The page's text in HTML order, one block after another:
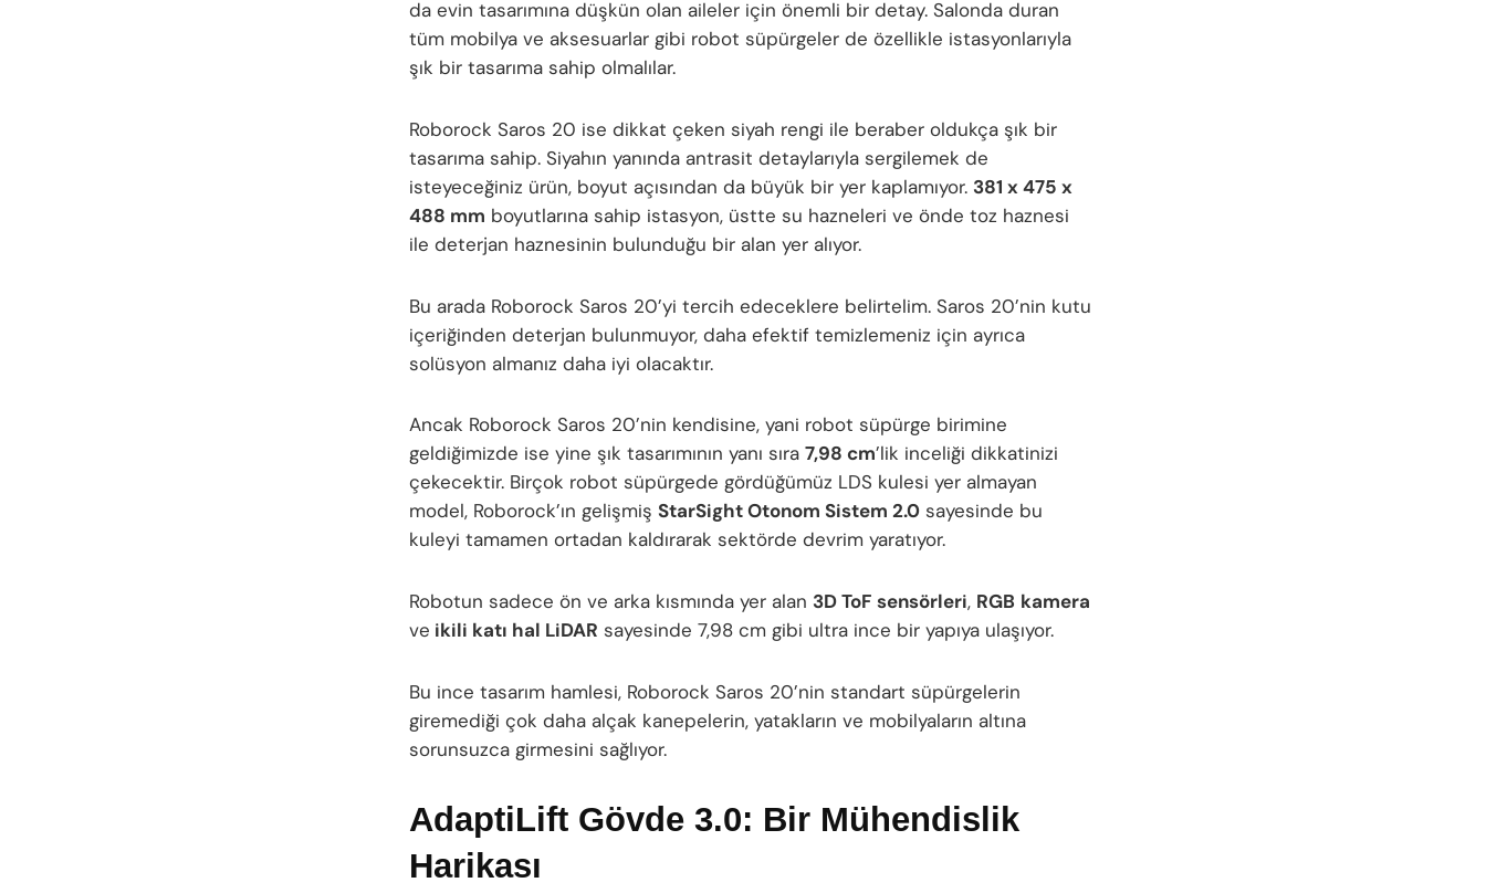
da evin tasarımına düşkün olan aileler için önemli bir detay. Salonda duran
tüm mobilya ve aksesuarlar gibi robot süpürgeler de özellikle istasyonlarıyla
şık bir tasarıma sahip olmalılar.
Roborock Saros 20 ise dikkat çeken siyah rengi ile beraber oldukça şık bir
tasarıma sahip. Siyahın yanında antrasit detaylarıyla sergilemek de
isteyeceğiniz ürün, boyut açısından da büyük bir yer kaplamıyor. 381 x 475 x
488 mm boyutlarına sahip istasyon, üstte su hazneleri ve önde toz haznesi
ile deterjan haznesinin bulunduğu bir alan yer alıyor.
Bu arada Roborock Saros 20’yi tercih edeceklere belirtelim. Saros 20’nin kutu
içeriğinden deterjan bulunmuyor, daha efektif temizlemeniz için ayrıca
solüsyon almanız daha iyi olacaktır.
Ancak Roborock Saros 20’nin kendisine, yani robot süpürge birimine
geldiğimizde ise yine şık tasarımının yanı sıra 7,98 cm’lik inceliği dikkatinizi
çekecektir. Birçok robot süpürgede gördüğümüz LDS kulesi yer almayan
model, Roborock’ın gelişmiş StarSight Otonom Sistem 2.0 sayesinde bu
kuleyi tamamen ortadan kaldırarak sektörde devrim yaratıyor.
Robotun sadece ön ve arka kısmında yer alan 3D ToF sensörleri, RGB kamera
ve ikili katı hal LiDAR sayesinde 7,98 cm gibi ultra ince bir yapıya ulaşıyor.
Bu ince tasarım hamlesi, Roborock Saros 20’nin standart süpürgelerin
giremediği çok daha alçak kanepelerin, yatakların ve mobilyaların altına
sorunsuzca girmesini sağlıyor.
AdaptiLift Gövde 3.0: Bir Mühendislik
Harikası